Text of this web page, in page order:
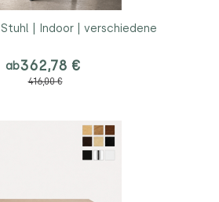
Stuhl | Indoor | verschiedene
ab362,78 €
416,00 €